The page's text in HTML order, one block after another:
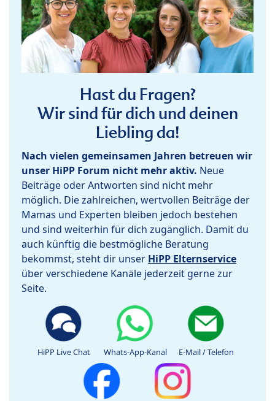
Hast du Fragen?
Wir sind für dich und deinen
Liebling da!
Nach vielen gemeinsamen Jahren betreuen wir
unser HiPP Forum nicht mehr aktiv. Neue
Beiträge oder Antworten sind nicht mehr
möglich. Die zahlreichen, wertvollen Beiträge der
Mamas und Experten bleiben jedoch bestehen
und sind weiterhin für dich zugänglich. Damit du
auch künftig die bestmögliche Beratung
bekommst, steht dir unser HiPP Elternservice
über verschiedene Kanäle jederzeit gerne zur
Seite.
HiPP Live Chat Whats-App-Kanal E-Mail / Telefon